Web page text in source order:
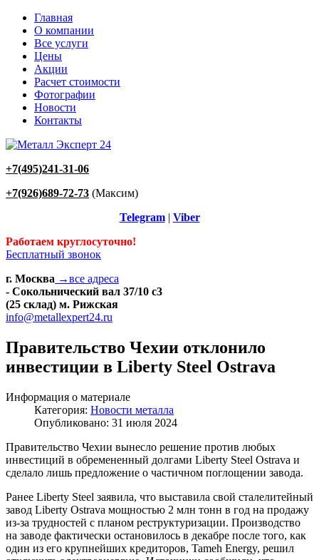
Главная
О компании
Все услуги
Цены
Акции
Расчет стоимости
Фотографии
Новости
Контакты
+7(495)241-31-06
+7(926)689-72-73 (Максим)
Telegram| Viber
Работаем круглосуточно!
Бесплатный звонок
г. Москва →все адреса
- Сокольнический вал 37/10 с3
(25 склад) м. Рижская
info@metallexpert24.ru
Правительство Чехии отклонило
инвестиции в Liberty Steel Ostrava
Информация о материале
Категория: Новости металла
Опубликовано: 31 июля 2024
Правительство Чехии вынесло решение против любых
инвестиций в обремененный долгами Liberty Steel Ostrava и
сделало лишь предложение о частичном поглощении завода.
Ранее Liberty Steel заявила, что выставила свой сталелитейный
завод Liberty Ostrava мощностью 2 млн тонн в год на продажу
из-за трудностей с планом реструктуризации. Производство
на заводе фактически остановилось в декабре после того, как
один из его крупнейших кредиторов, Tameh Energy, решил